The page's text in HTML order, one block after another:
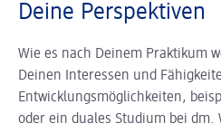
Deine Perspektiven
Wie es nach Deinem Praktikum
Deinen Interessen und
Entwicklungsmöglichkeiten,
oder ein duales Studium bei